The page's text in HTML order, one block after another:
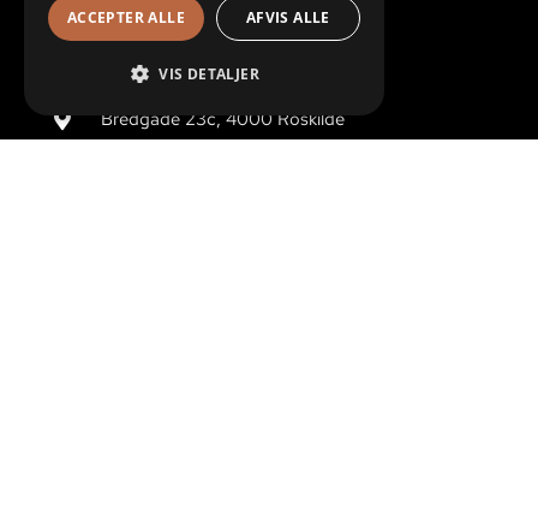
KONTAKTINFORMATION
Bredgade 23c, 4000 Roskilde
ACCEPTER ALLE AFVIS ALLE
VIS DETALJER